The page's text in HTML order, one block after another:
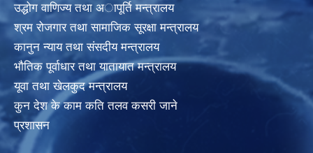
उद्धोग वाणिज्य तथा अापूर्ति मन्त्रालय
श्रम रोजगार तथा सामाजिक सूरक्षा मन्त्रालय
कानुन न्याय तथा संसदीय मन्त्रालय
भाैतिक पूर्वाधार तथा यातायात मन्त्रालय
यूवा तथा खेलकुद मन्त्रालय
कुन देश के काम कति तलव कसरी जाने
प्रशासन